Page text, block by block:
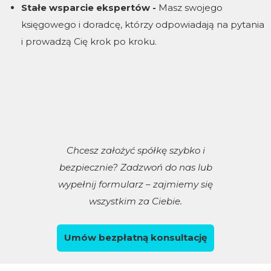
Umów bezpłatną konsultację
Stałe wsparcie ekspertów - Masz swojego
księgowego i doradcę, którzy odpowiadają na pytania
i prowadzą Cię krok po kroku.
Chcesz założyć spółkę szybko i
bezpiecznie? Zadzwoń do nas lub
wypełnij formularz – zajmiemy się
wszystkim za Ciebie.
Zgoda na pliki cookie
Cookies to małe pliki danych, które są
przechowywane na Twoim urządzeniu podczas